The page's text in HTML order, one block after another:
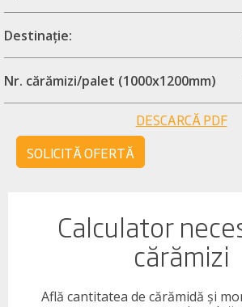
Destinație:
Nr. cărămizi/palet (1000x1200mm)
DESCARCĂ PDF
SOLICITĂ OFERTĂ
Calculator
cărămizi
Află cantitatea de cărămidă și